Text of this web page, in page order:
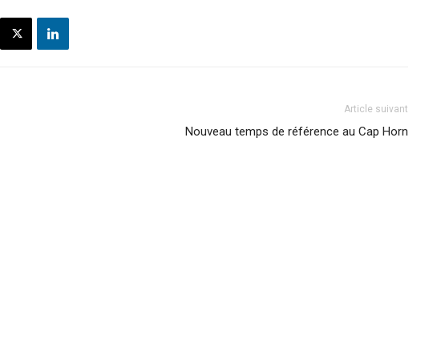
Article suivant
Nouveau temps de référence au Cap Horn